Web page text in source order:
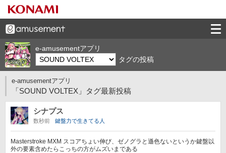
e-amusementアプリ
タグの投稿
e-amusementアプリ
「SOUND VOLTEX」タグ最新投稿
シナプス
数秒前 鍵盤力で生きてる人
Masterstroke MXM スコアちょい伸び、ゼノグラと遜色ないというか鍵盤以
外の要素含めたらこっちの方がムズいまである